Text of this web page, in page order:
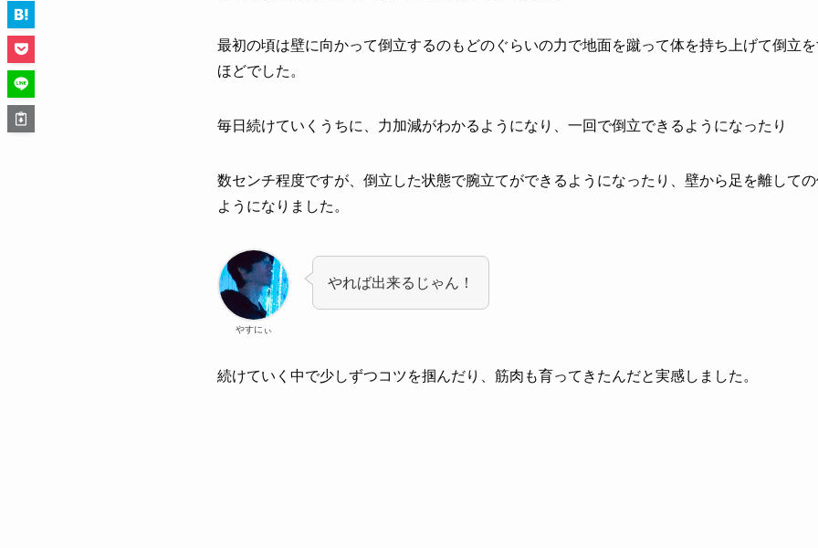
最初の頃は壁に向かって倒立するのもどのぐらいの力で地面を蹴って体を持ち上げて倒立
ほどでした。
毎日続けていくうちに、力加減がわかるようになり、一回で倒立できるようになったり
数センチ程度ですが、倒立した状態で腕立てができるようになったり、壁から足を離して
ようになりました。
やすにぃ
やれば出来るじゃん！
続けていく中で少しずつコツを掴んだり、筋肉も育ってきたんだと実感しました。